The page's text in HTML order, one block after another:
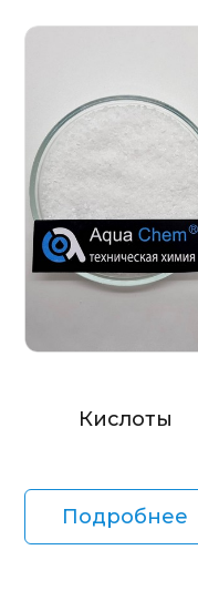
Кислоты
Подробнее